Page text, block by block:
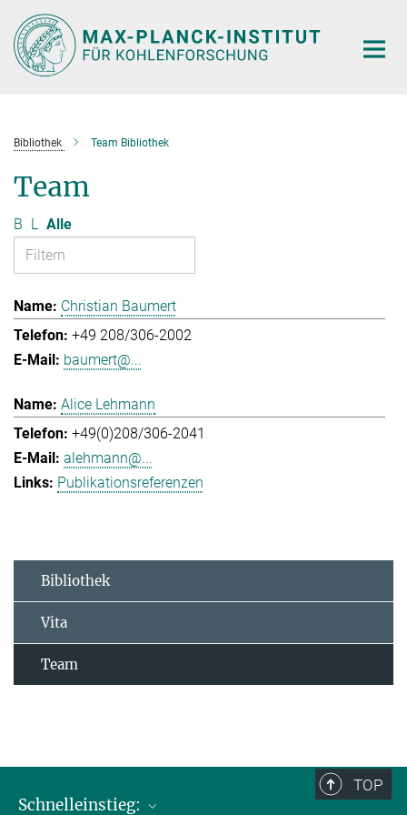
Hauptinhalt
Bibliothek Team Bibliothek
Team
B L Alle
Christian Baumert
+49 208/306-2002
baumert@...
Alice Lehmann
+49(0)208/306-2041
alehmann@...
Publikationsreferenzen
Bibliothek
Vita
Team
TOP
Schnelleinstieg: